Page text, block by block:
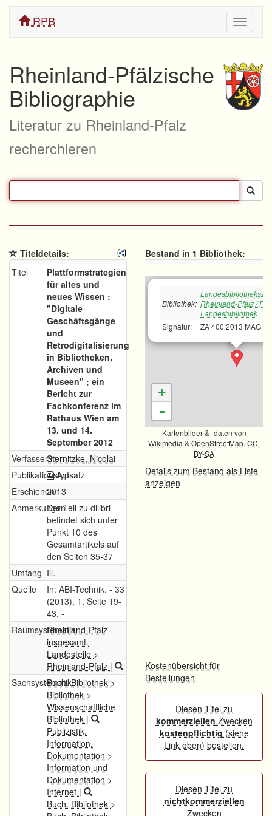
ein/
RPB
Rheinland-Pfälzische
Bibliographie
Literatur zu Rheinland-Pfalz
recherchieren
Titeldetails:
Titel
Plattformstrategien
für altes und
neues Wissen :
"Digitale
Geschäftsgänge
und
Retrodigitalisierung
in Bibliotheken,
Archiven und
Museen" ; ein
Bericht zur
Fachkonferenz im
Rathaus Wien am
13. und 14.
September 2012
Verfasser/inSternitzke, Nicolai
PublikationstypAufsatz
Erschienen2013
AnmerkungenDer Teil zu dilibri
befindet sich unter
Punkt 10 des
Gesamtartikels auf
den Seiten 35-37
Umfang Ill.
Quelle
In: ABI-Technik. - 33
(2013), 1, Seite 19-
43. -
RaumsystematikRheinland-Pfalz
insgesamt.
Landesteile >
Rheinland-Pfalz |
SachsystematikBuch. Bibliothek >
Bibliothek >
Wissenschaftliche
Bibliothek |
Publizistik.
Information.
Dokumentation >
Information und
Dokumentation >
Internet |
Buch. Bibliothek >
Bestand in 1 Bibliothek:
Bibliothek: Rheinland-Pfalz /
Landesbibliothek
Signatur:
ZA 400:2013 MAG
+
-
Kartenbilder & -daten von
Wikimedia & OpenStreetMap, CC-
BY-SA
Details zum Bestand als Liste
anzeigen
Kostenübersicht für
Bestellungen
Diesen Titel zu
kommerziellen Zwecken
kostenpflichtig (siehe
Link oben) bestellen.
Diesen Titel zu
nichtkommerziellen
Zwecken